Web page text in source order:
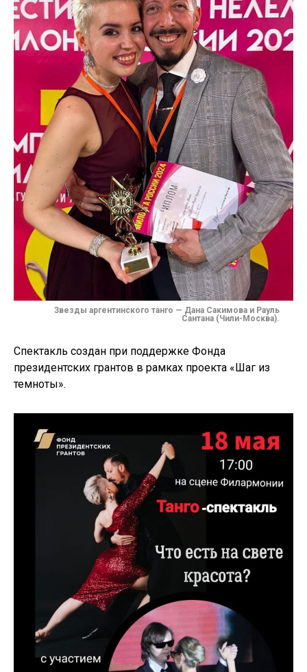
Звезды аргентинского танго — Дана Сакимова и Рауль
Сантана (Чили-Москва).
Спектакль создан при поддержке Фонда
президентских грантов в рамках проекта «Шаг из
темноты».